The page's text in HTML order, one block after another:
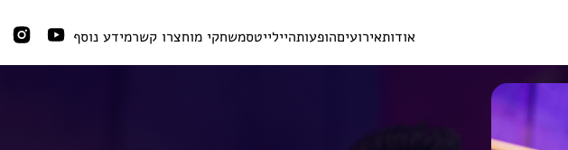
אודותאירועיםהופעותהיילייטסמשחקי מוחצרו קשרמידע נוסף